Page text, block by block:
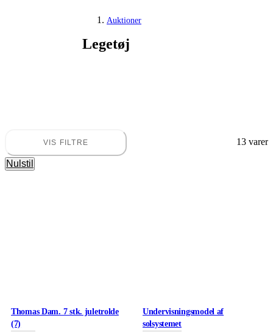
Auktioner
Legetøj
VIS FILTRE 13 varer
Nulstil
Thomas Dam. 7 stk. juletrolde
(7)
Undervisningsmodel af
solsystemet